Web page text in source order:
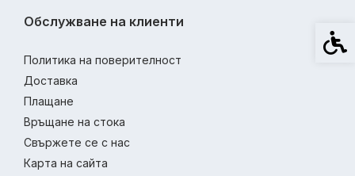
Обслужване на клиенти
Политика на поверителност
Доставка
Плащане
Връщане на стока
Свържете се с нас
Карта на сайта